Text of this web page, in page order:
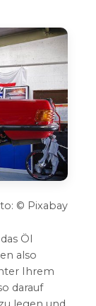
© Pixabay
Öl
also
Ihrem
darauf